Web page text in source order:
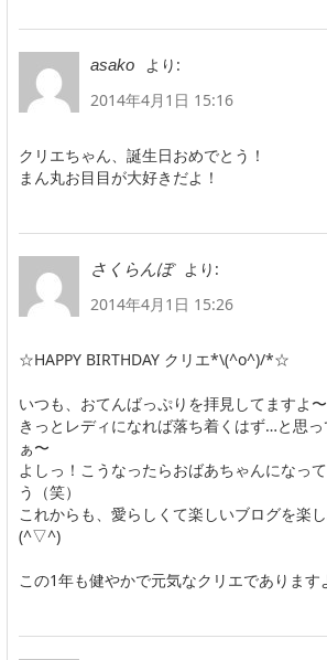
asako
より:
2014年4月1日 15:16
クリエちゃん、誕生日おめでとう！
まん丸お目目が大好きだよ！
さくらんぼ
より:
2014年4月1日 15:26
☆HAPPY BIRTHDAY クリエ*\(^o^)/*☆
いつも、おてんばっぷりを拝見してますよ〜
きっとレディになれば落ち着くはず…と思
ぁ〜
よしっ！こうなったらおばあちゃんになっ
う（笑）
これからも、愛らしくて楽しいブログを楽
(^▽^)
この1年も健やかで元気なクリエでありま